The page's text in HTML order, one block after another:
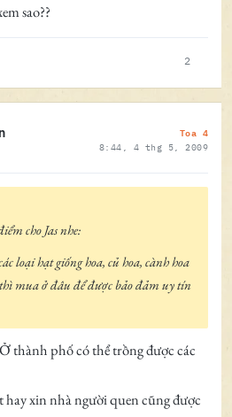
sao??
2
Toa 4
8:44, 4 thg 5, 2009
cho Jas nhe:
loại hạt giống hoa, củ hoa, cành hoa
mua ở đâu để được bảo đảm uy tín
thành phố có thể trồng được các
hay xin nhà người quen cũng được